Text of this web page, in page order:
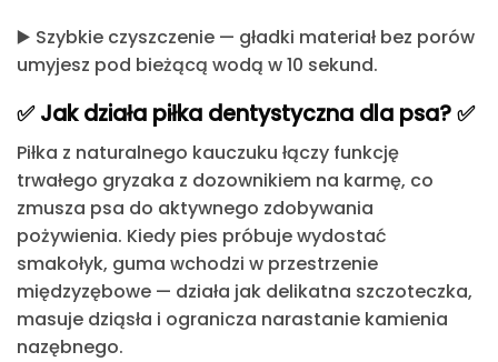
▶️ Szybkie czyszczenie — gładki materiał bez porów
umyjesz pod bieżącą wodą w 10 sekund.
✅ Jak działa piłka dentystyczna dla psa? ✅
Piłka z naturalnego kauczuku łączy funkcję
trwałego gryzaka z dozownikiem na karmę, co
zmusza psa do aktywnego zdobywania
pożywienia. Kiedy pies próbuje wydostać
smakołyk, guma wchodzi w przestrzenie
międzyzębowe — działa jak delikatna szczoteczka,
masuje dziąsła i ogranicza narastanie kamienia
nazębnego.